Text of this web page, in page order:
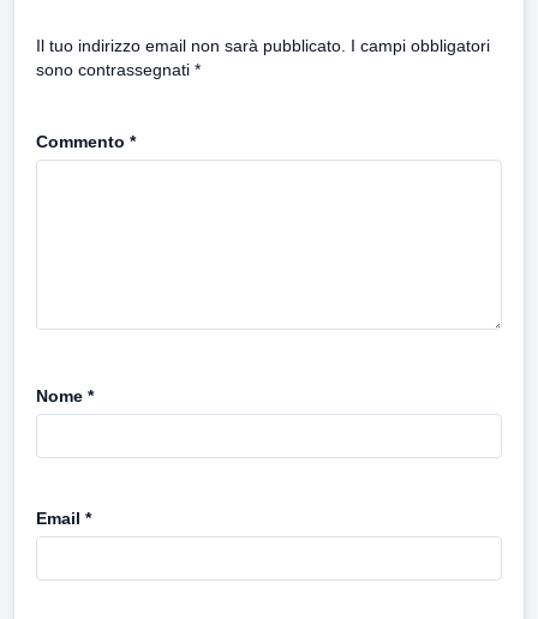
Il tuo indirizzo email non sarà pubblicato. I campi obbligatori
sono contrassegnati *
Commento *
Nome *
Email *